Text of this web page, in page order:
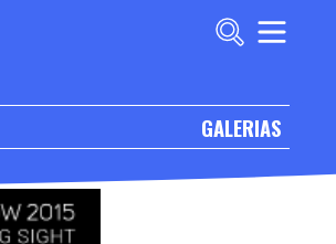
GALERIAS